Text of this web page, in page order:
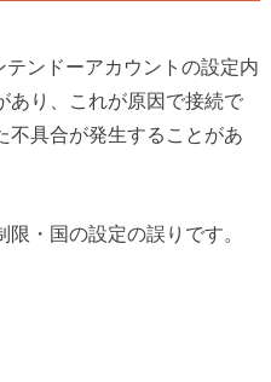
ンドーアカウントの設定内
あり、これが原因で接続で
不具合が発生することがあ
・国の設定の誤りです。